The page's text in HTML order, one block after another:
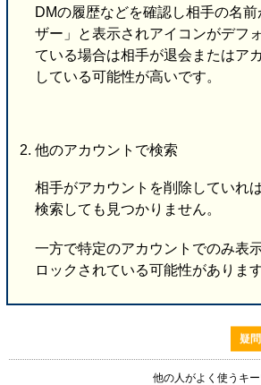
DMの履歴などを確認し相手の名
ザー」と表示されアイコンがデフ
ている場合は相手が退会またはア
している可能性が高いです。
他のアカウントで検索
相手がアカウントを削除していれ
検索しても見つかりません。
一方で特定のアカウントでのみ表
ロックされている可能性があります
疑
他の人がよく使うキ